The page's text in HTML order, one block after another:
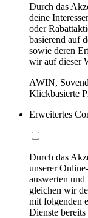
Durch das
deine
oder
basierend auf
sowie deren
wir auf dieser
AWIN,
Klickbasierte
Erweitertes
Durch das
unserer
auswerten und
gleichen wir
mit folgenden
Dienste bereits